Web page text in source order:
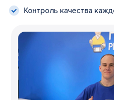
Контроль качества